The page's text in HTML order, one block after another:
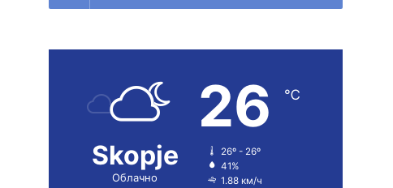
Skopje
Облачно
26 ℃
26º - 26º
41%
1.88 км/ч